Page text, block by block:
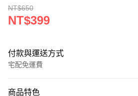
NT$650
NT$399
付款與運送方式
宅配免運費
商品特色